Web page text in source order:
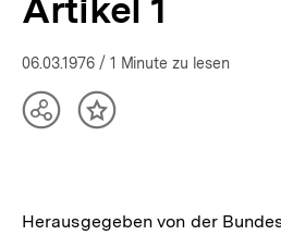
Artikel 1
06.03.1976 / 1 Minute zu lesen
TeilenInhalt
Herausgegeben von der